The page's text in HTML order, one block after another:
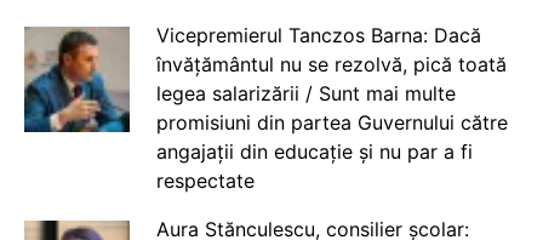
Vicepremierul Tanczos Barna: Dacă
învățământul nu se rezolvă, pică toată
legea salarizării / Sunt mai multe
promisiuni din partea Guvernului către
angajații din educație și nu par a fi
respectate
Aura Stănculescu, consilier școlar: